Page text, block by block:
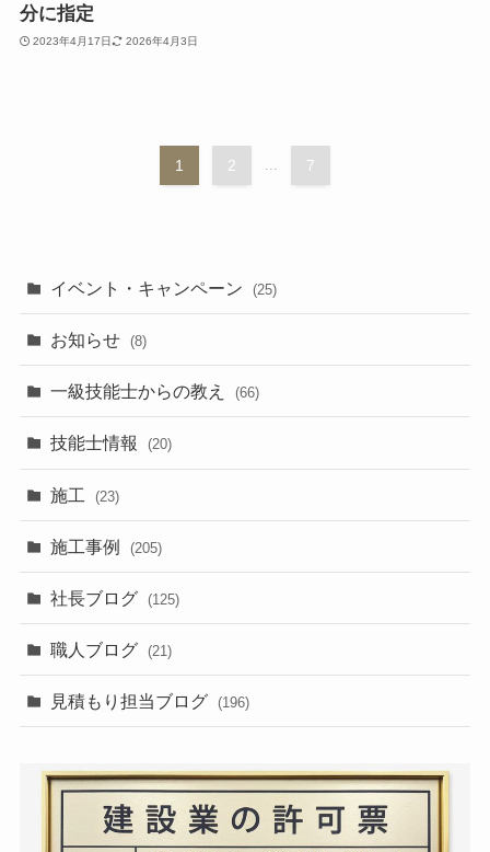
分に指定
2023年4月17日 2026年4月3日
1 2 ... 7
イベント・キャンペーン (25)
お知らせ (8)
一級技能士からの教え (66)
技能士情報 (20)
施工 (23)
施工事例 (205)
社長ブログ (125)
職人ブログ (21)
見積もり担当ブログ (196)